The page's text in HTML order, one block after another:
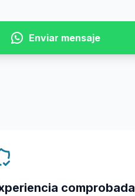
Enviar mensaje
comprobada